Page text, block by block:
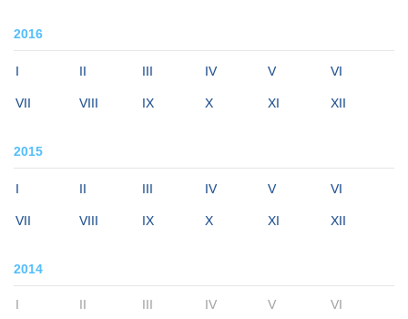
2016
I II III IV V VI
VII VIII IX X XI XII
2015
I II III IV V VI
VII VIII IX X XI XII
2014
I II III IV V VI